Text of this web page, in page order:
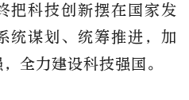
把科技创新摆在国家发
统谋划、统筹推进，加
全力建设科技强国。